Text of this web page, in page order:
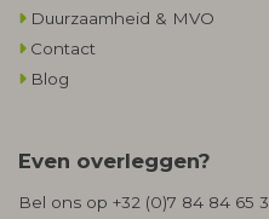
Duurzaamheid & MVO
Contact
Blog
Even overleggen?
Bel ons op +32 (0)7 84 84 65 3